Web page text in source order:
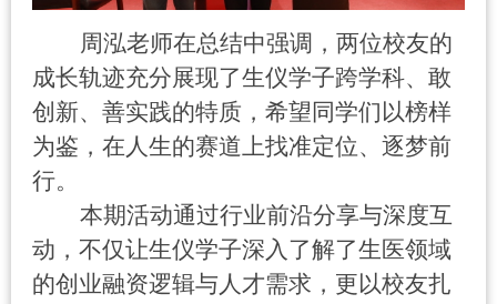
周泓老师在总结中强调，两位校友的
成长轨迹充分展现了生仪学子跨学科、敢
创新、善实践的特质，希望同学们以榜样
为鉴，在人生的赛道上找准定位、逐梦前
行。
本期活动通过行业前沿分享与深度互
动，不仅让生仪学子深入了解了生医领域
的创业融资逻辑与人才需求，更以校友扎